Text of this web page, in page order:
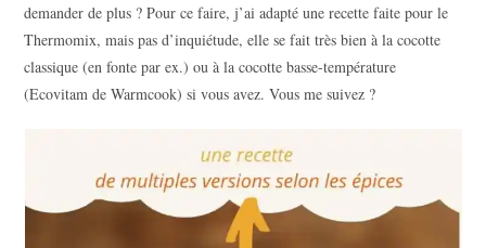
demander de plus ? Pour ce faire, j’ai adapté une recette faite pour le
Thermomix, mais pas d’inquiétude, elle se fait très bien à la cocotte
classique (en fonte par ex.) ou à la cocotte basse-température
(Ecovitam de Warmcook) si vous avez. Vous me suivez ?